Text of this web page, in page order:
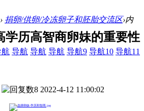
› 捐卵/供卵/冷冻卵子和胚胎交流区›内
导航 导航 导航 导航9 导航10 导航11
学历高智商卵妹的重要性
8 2022-4-12 11:00:02